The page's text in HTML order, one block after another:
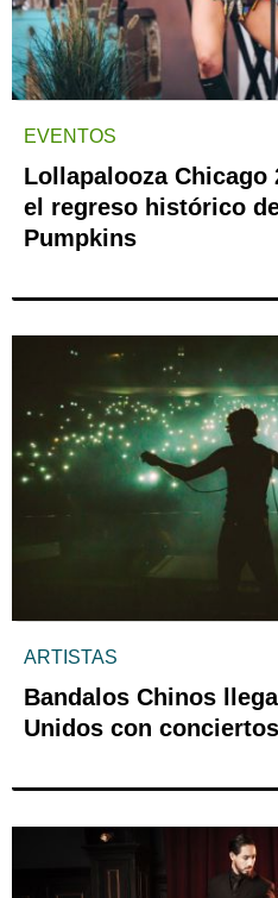
EVENTOS
Lollapalooza Chicago
el regreso histórico
Pumpkins
ARTISTAS
Bandalos Chinos
Unidos con